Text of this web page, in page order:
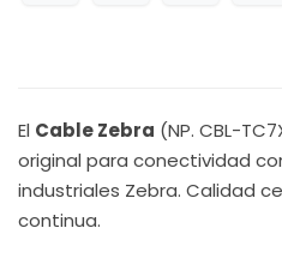
El Cable Zebra (NP. CBL-
original para conectividad
industriales Zebra. Calidad
continua.